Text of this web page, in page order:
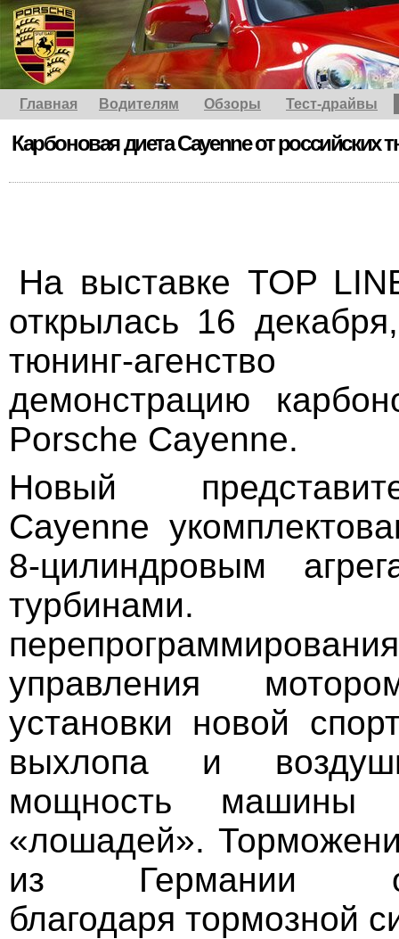
Главная Водителям Обзоры Тест-драйвы
Карбоновая диета Cayenne от российских
На выставке TOP
открылась 16
тюнинг-агенство
демонстрацию
Porsche Cayenne.
Новый
Cayenne
8-цилиндровым
управления
установки новой
выхлопа и
мощность машины
«лошадей».
из Германии
благодаря тормозной